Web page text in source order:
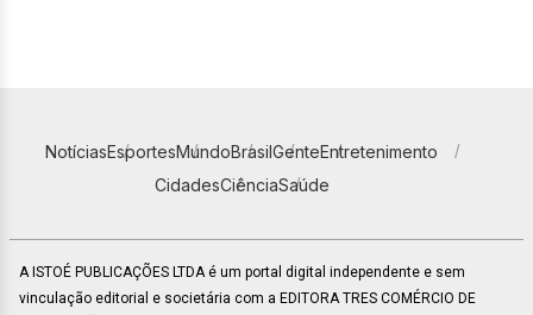
NotíciasEsportesMundoBrasilGenteEntretenimento
CidadesCiênciaSaúde
A ISTOÉ PUBLICAÇÕES LTDA é um portal digital independente e sem
vinculação editorial e societária com a EDITORA TRES COMÉRCIO DE